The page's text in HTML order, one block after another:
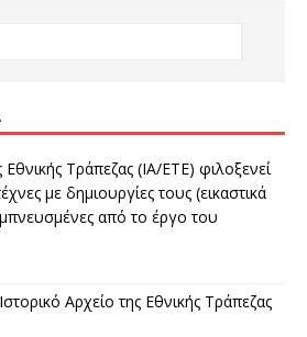
Εθνικής Τράπεζας (ΙΑ/ΕΤΕ) φιλοξενεί
με δημιουργίες τους (εικαστικά
από το έργο του
Αρχείο της Εθνικής Τράπεζας